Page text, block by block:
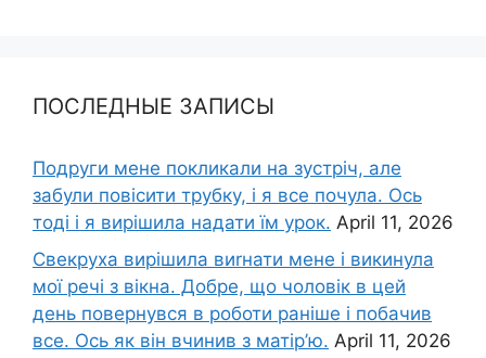
ПОСЛЕДНЫЕ ЗАПИСЫ
Подруги мене покликали на зустріч, але
забули повісити трубку, і я все почула. Ось
тоді і я вирішила надати їм урок. April 11, 2026
Свекруха вирішила виrнати мене і викинула
мої речі з вікна. Добре, що чоловік в цей
день повернувся в роботи раніше і побачив
все. Ось як він вчинив з матір’ю. April 11, 2026